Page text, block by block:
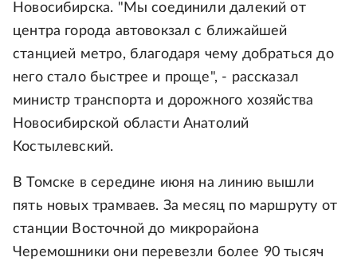
Новосибирска. "Мы соединили далекий от
центра города автовокзал с ближайшей
станцией метро, благодаря чему добраться до
него стало быстрее и проще", - рассказал
министр транспорта и дорожного хозяйства
Новосибирской области Анатолий
Костылевский.
В Томске в середине июня на линию вышли
пять новых трамваев. За месяц по маршруту от
станции Восточной до микрорайона
Черемошники они перевезли более 90 тысяч